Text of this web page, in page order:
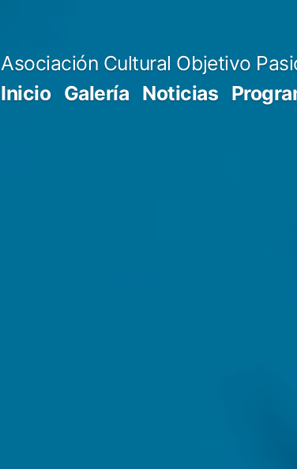
Asociación Cultural Objetivo
Inicio Galería Noticias